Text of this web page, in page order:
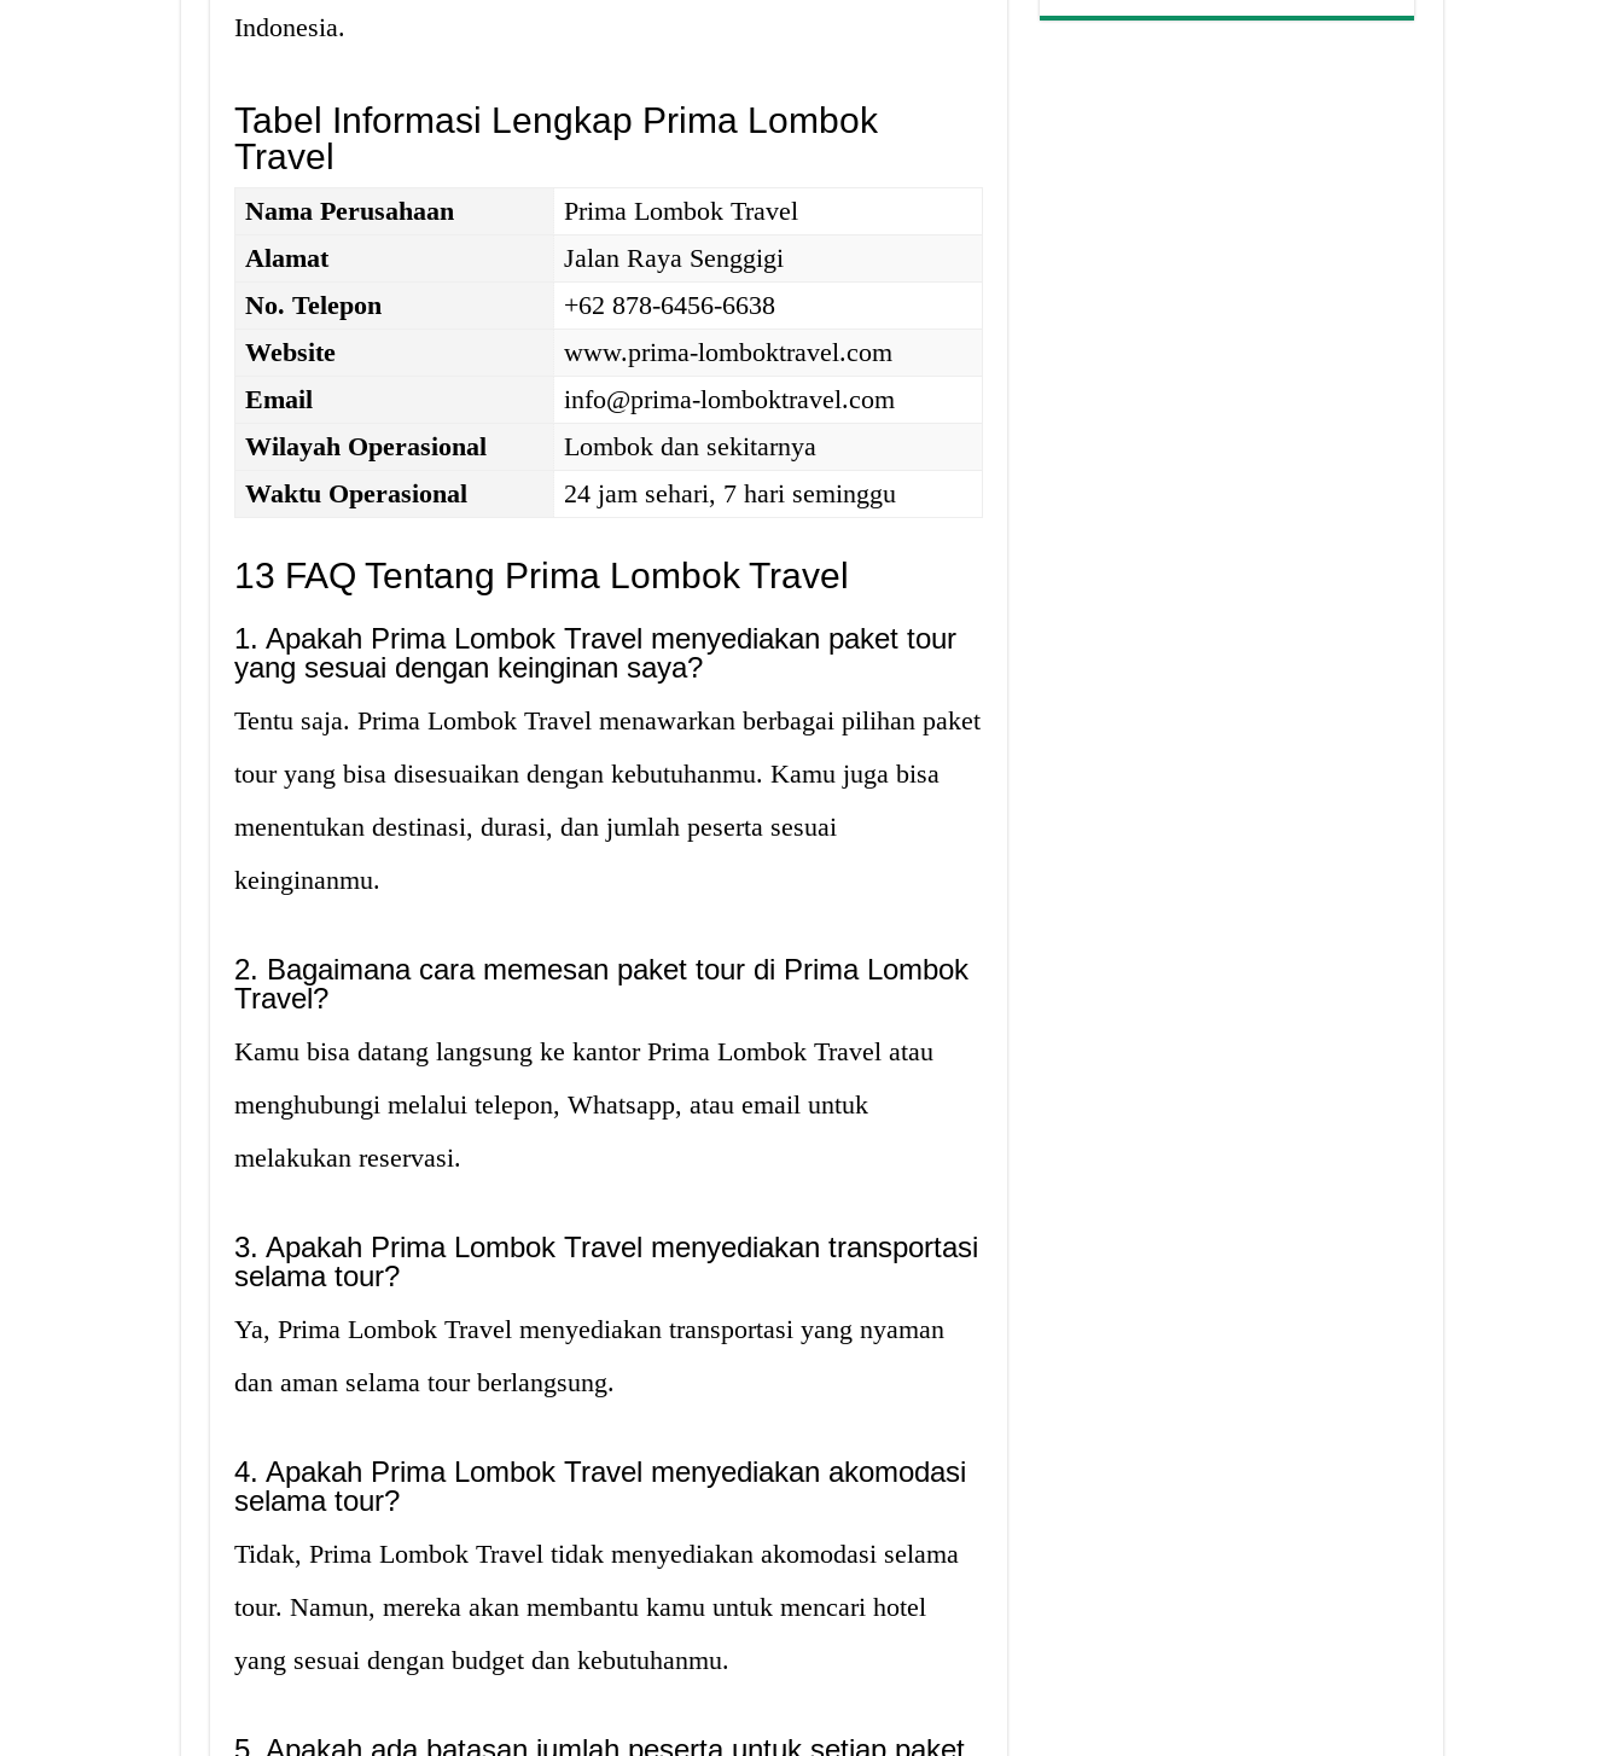
Indonesia.
Tabel Informasi Lengkap Prima Lombok
Travel
Nama Perusahaan
Prima Lombok Travel
Alamat
Jalan Raya Senggigi
No. Telepon
+62 878-6456-6638
Website
www.prima-lomboktravel.com
Email
info@prima-lomboktravel.com
Wilayah Operasional
Lombok dan sekitarnya
Waktu Operasional
24 jam sehari, 7 hari seminggu
13 FAQ Tentang Prima Lombok Travel
1. Apakah Prima Lombok Travel menyediakan paket tour
yang sesuai dengan keinginan saya?
Tentu saja. Prima Lombok Travel menawarkan berbagai pilihan paket
tour yang bisa disesuaikan dengan kebutuhanmu. Kamu juga bisa
menentukan destinasi, durasi, dan jumlah peserta sesuai
keinginanmu.
2. Bagaimana cara memesan paket tour di Prima Lombok
Travel?
Kamu bisa datang langsung ke kantor Prima Lombok Travel atau
menghubungi melalui telepon, Whatsapp, atau email untuk
melakukan reservasi.
3. Apakah Prima Lombok Travel menyediakan transportasi
selama tour?
Ya, Prima Lombok Travel menyediakan transportasi yang nyaman
dan aman selama tour berlangsung.
4. Apakah Prima Lombok Travel menyediakan akomodasi
selama tour?
Tidak, Prima Lombok Travel tidak menyediakan akomodasi selama
tour. Namun, mereka akan membantu kamu untuk mencari hotel
yang sesuai dengan budget dan kebutuhanmu.
5. Apakah ada batasan jumlah peserta untuk setiap paket